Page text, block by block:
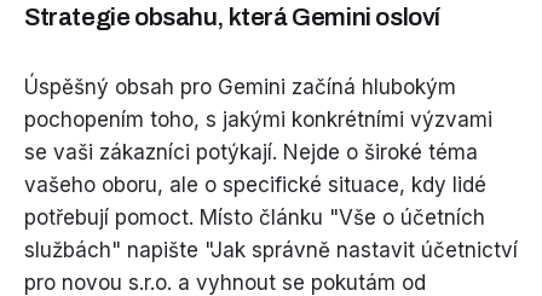
Strategie obsahu, která Gemini osloví
Úspěšný obsah pro Gemini začíná hlubokým
pochopením toho, s jakými konkrétními výzvami
se vaši zákazníci potýkají. Nejde o široké téma
vašeho oboru, ale o specifické situace, kdy lidé
potřebují pomoct. Místo článku "Vše o účetních
službách" napište "Jak správně nastavit účetnictví
pro novou s.r.o. a vyhnout se pokutám od